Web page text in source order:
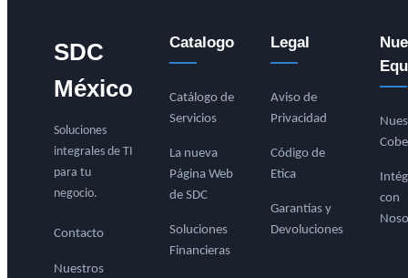
SDC
México
Soluciones
integrales de TI
para tu
negocio.
Contacto
Nuestros
Catalogo
Catálogo de
Servicios
La nueva
Página Web
de SDC
Soluciones
Financieras
Legal
Aviso de
Privacidad
Código de
Etica
Garantías y
Devoluciones
con